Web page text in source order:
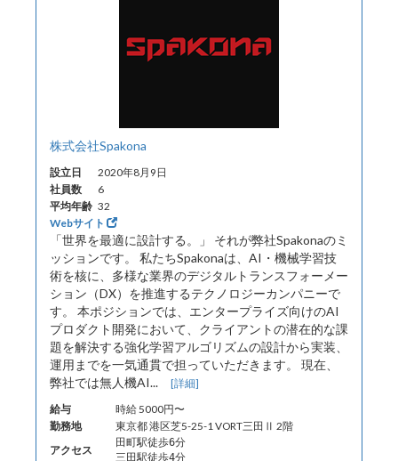
株式会社Spakona
設立日
2020年8月9日
社員数
6
平均年齢 32
Webサイト
「世界を最適に設計する。」 それが弊社Spakonaのミ
ッションです。 私たちSpakonaは、AI・機械学習技
術を核に、多様な業界のデジタルトランスフォーメー
ション（DX）を推進するテクノロジーカンパニーで
す。 本ポジションでは、エンタープライズ向けのAI
プロダクト開発において、クライアントの潜在的な課
題を解決する強化学習アルゴリズムの設計から実装、
運用までを一気通貫で担っていただきます。 現在、
弊社では無人機AI... [詳細]
給与
時給 5000円〜
勤務地
東京都 港区芝5-25-1 VORT三田Ⅱ 2階
アクセス
田町駅徒歩6分
三田駅徒歩4分